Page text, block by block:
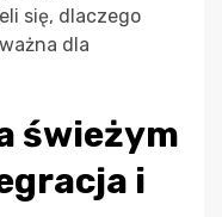
się, dlaczego
dla
świeżym
i